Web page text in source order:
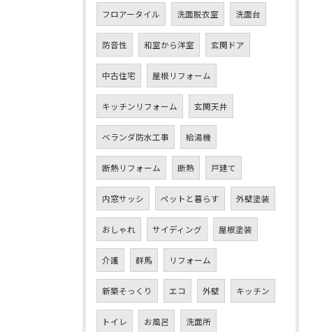
フロアータイル 洗面脱衣室 洗面台
防音性 和室から洋室 玄関ドア
中古住宅 屋根リフォーム
キッチンリフォーム 玄関天井
ベランダ防水工事 給湯機
断熱リフォーム 断熱 戸建て
内窓サッシ ペットと暮らす 外壁塗装
おしゃれ サイディング 屋根塗装
介護 群馬 リフォーム
新築そっくり エコ 外壁 キッチン
トイレ お風呂 洗面所